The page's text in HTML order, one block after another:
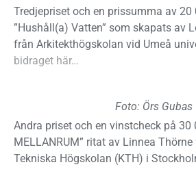
Tredjepriset och en prissumma av 20
”Hushåll(a) Vatten” som skapats av
från Arkitekthögskolan vid Umeå
bidraget här…
Foto: Örs Gubas
Andra priset och en vinstcheck på 30
MELLANRUM” ritat av Linnea
Tekniska Högskolan (KTH) i